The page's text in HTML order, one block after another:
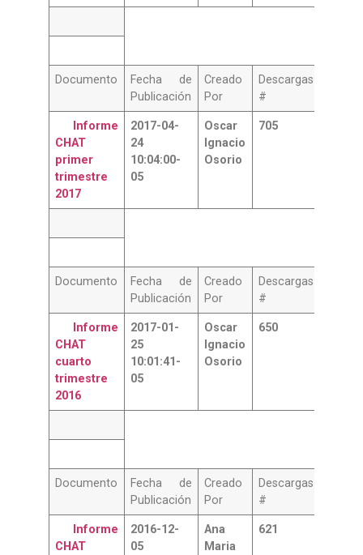
Documento
Fecha de
Publicación
Creado
Por
Descargas
#
Informe
CHAT
primer
trimestre
2017
2017-04-
24
10:04:00-
05
Oscar
Ignacio
Osorio
705
Documento
Fecha de
Publicación
Creado
Por
Descargas
#
Informe
CHAT
cuarto
trimestre
2016
2017-01-
25
10:01:41-
05
Oscar
Ignacio
Osorio
650
Documento
Fecha de
Publicación
Creado
Por
Descargas
#
Informe
CHAT
2016-12-
05
Ana
Maria
621